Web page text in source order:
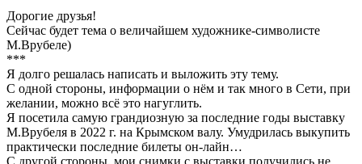
Дорогие друзья!
Сейчас будет тема о величайшем художнике-символисте
М.Врубеле)
***
Я долго решалась написать и выложить эту тему.
С одной стороны, информации о нём и так много в Сети, при
желании, можно всё это нагуглить.
Я посетила самую грандиозную за последние годы выставку
М.Врубеля в 2022 г. на Крымском валу. Умудрилась выкупить
практически последние билеты он-лайн…
С другой стороны, мои снимки с выставки получились не